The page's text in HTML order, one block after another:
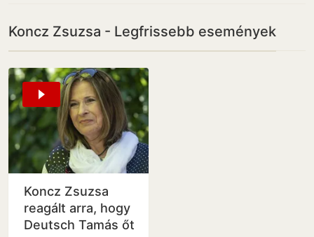
Koncz Zsuzsa - Legfrissebb események
Koncz Zsuzsa
reagált arra, hogy
Deutsch Tamás őt